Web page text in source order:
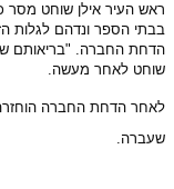
ראש העיר אילן שוחט מסר
בבתי הספר ונדהם לגלות
הדחת החברה. "בריאותם
שוחט לאחר מעשה.
לאחר הדחת החברה
שעברה.